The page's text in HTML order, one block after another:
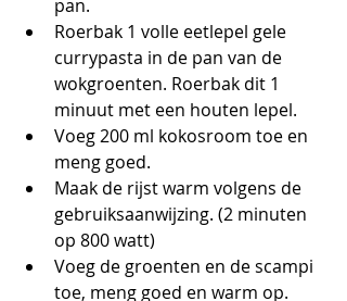
pan.
Roerbak 1 volle eetlepel gele
currypasta in de pan van de
wokgroenten. Roerbak dit 1
minuut met een houten lepel.
Voeg 200 ml kokosroom toe en
meng goed.
Maak de rijst warm volgens de
gebruiksaanwijzing. (2 minuten
op 800 watt)
Voeg de groenten en de scampi
toe, meng goed en warm op.